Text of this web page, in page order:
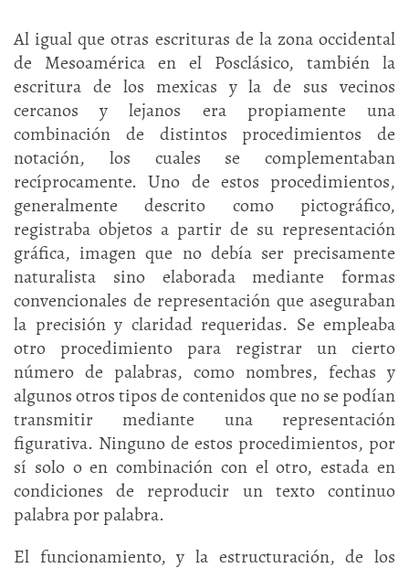
Al igual que otras escrituras de la zona occidental
de Mesoamérica en el Posclásico, también la
escritura de los mexicas y la de sus vecinos
cercanos y lejanos era propiamente una
combinación de distintos procedimientos de
notación, los cuales se complementaban
recíprocamente. Uno de estos procedimientos,
generalmente descrito como pictográfico,
registraba objetos a partir de su representación
gráfica, imagen que no debía ser precisamente
naturalista sino elaborada mediante formas
convencionales de representación que aseguraban
la precisión y claridad requeridas. Se empleaba
otro procedimiento para registrar un cierto
número de palabras, como nombres, fechas y
algunos otros tipos de contenidos que no se podían
transmitir mediante una representación
figurativa. Ninguno de estos procedimientos, por
sí solo o en combinación con el otro, estada en
condiciones de reproducir un texto continuo
palabra por palabra.
El funcionamiento, y la estructuración, de los